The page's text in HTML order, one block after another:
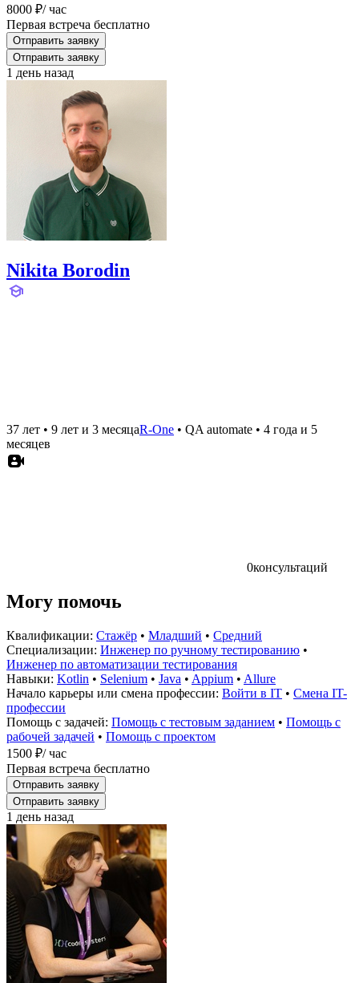
8000 ₽/ час
Первая встреча бесплатно
Отправить заявку
Отправить заявку
1 день назад
Nikita Borodin
37 лет • 9 лет и 3 месяцаR-One • QA automate • 4 года и 5
месяцев
0консультаций
Могу помочь
Квалификации: Стажёр • Младший • Средний
Специализации: Инженер по ручному тестированию •
Инженер по автоматизации тестирования
Навыки: Kotlin • Selenium • Java • Appium • Allure
Начало карьеры или смена профессии: Войти в IT • Смена IT-
профессии
Помощь с задачей: Помощь с тестовым заданием • Помощь с
рабочей задачей • Помощь с проектом
1500 ₽/ час
Первая встреча бесплатно
Отправить заявку
Отправить заявку
1 день назад